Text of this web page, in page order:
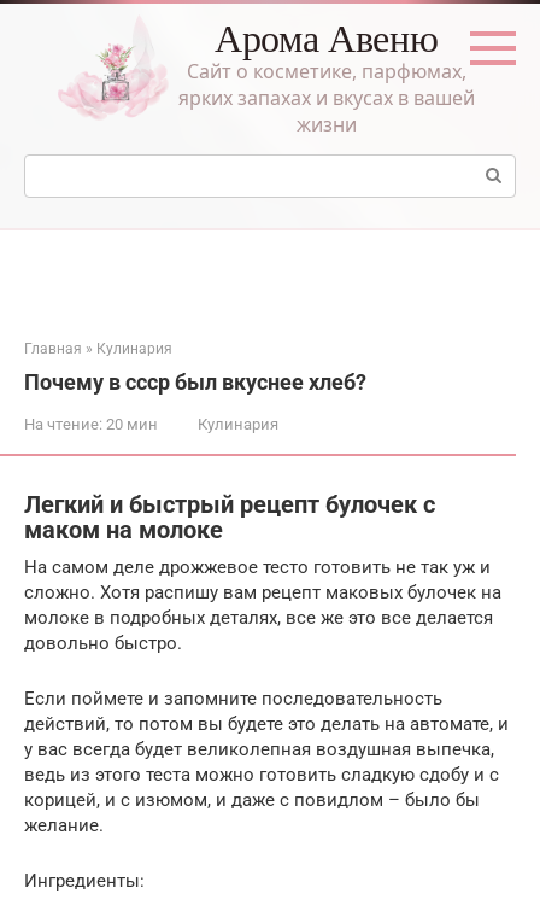
Перейти
Арома Авеню
Сайт о косметике, парфюмах,
ярких запахах и вкусах в вашей
жизни
Поиск:
Главная » Кулинария
Почему в ссср был вкуснее хлеб?
На чтение: 20 мин Кулинария
Легкий и быстрый рецепт булочек с
маком на молоке
На самом деле дрожжевое тесто готовить не так уж и
сложно. Хотя распишу вам рецепт маковых булочек на
молоке в подробных деталях, все же это все делается
довольно быстро.
Если поймете и запомните последовательность
действий, то потом вы будете это делать на автомате, и
у вас всегда будет великолепная воздушная выпечка,
ведь из этого теста можно готовить сладкую сдобу и с
корицей, и с изюмом, и даже с повидлом – было бы
желание.
Ингредиенты: